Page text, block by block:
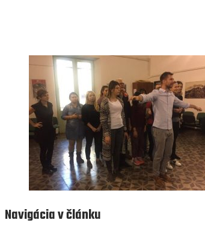
Navigácia v článku